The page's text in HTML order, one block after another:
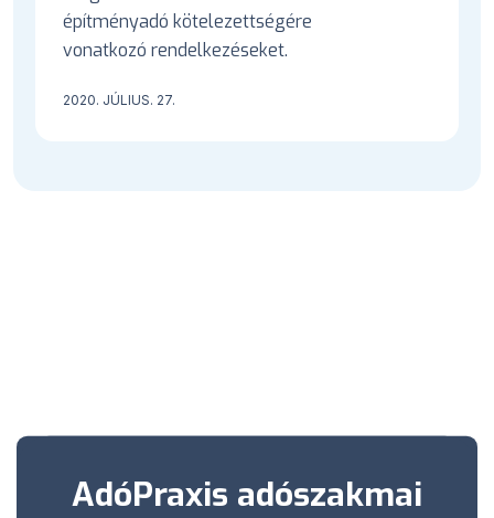
építményadó kötelezettségére
vonatkozó rendelkezéseket.
2020. JÚLIUS. 27.
AdóPraxis adószakmai